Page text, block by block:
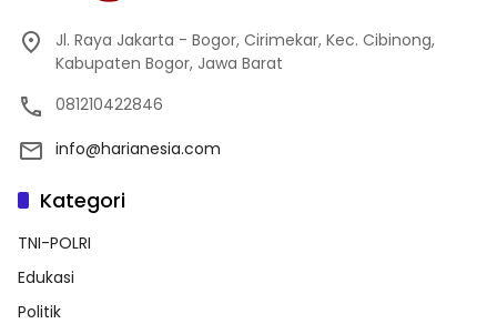
Jl. Raya Jakarta - Bogor, Cirimekar, Kec. Cibinong,
Kabupaten Bogor, Jawa Barat
081210422846
info@harianesia.com
Kategori
TNI-POLRI
Edukasi
Politik